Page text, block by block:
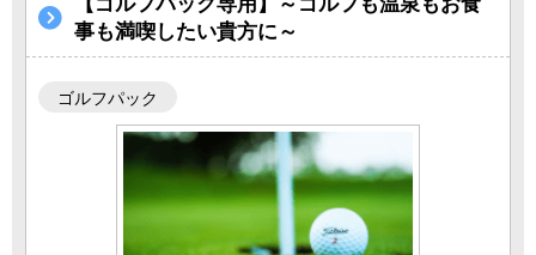
事も満喫したい貴方に～
ゴルフパック